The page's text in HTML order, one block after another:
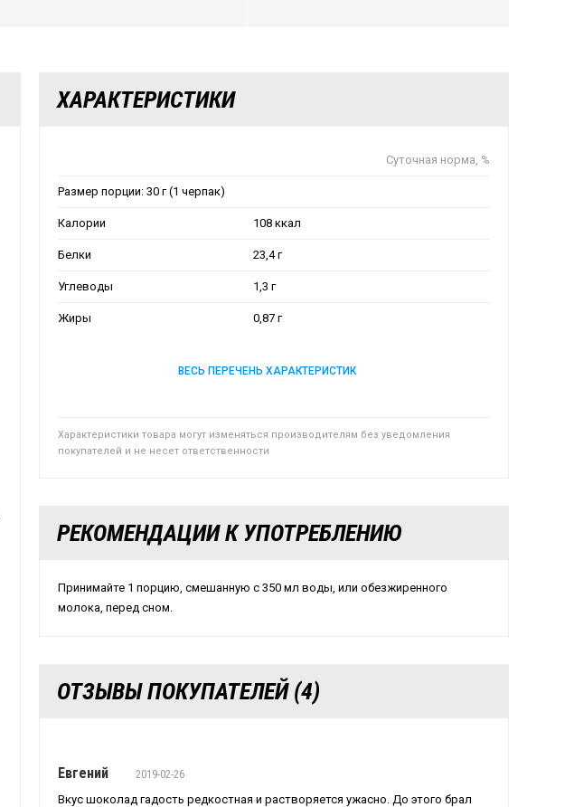
ХАРАКТЕРИСТИКИ
Суточная норма, %
Размер порции: 30 г (1 черпак)
Калории 108 ккал
Белки 23,4 г
Углеводы 1,3 г
Жиры 0,87 г
ВЕСЬ ПЕРЕЧЕНЬ ХАРАКТЕРИСТИК
Характеристики товара могут изменяться производителям без уведомления
покупателей и не несет ответственности
РЕКОМЕНДАЦИИ К УПОТРЕБЛЕНИЮ
Принимайте 1 порцию, смешанную с 350 мл воды, или обезжиренного
молока, перед сном.
ОТЗЫВЫ ПОКУПАТЕЛЕЙ (4)
Евгений
2019-02-26
Вкус шоколад гадость редкостная и растворяется ужасно. До этого брал